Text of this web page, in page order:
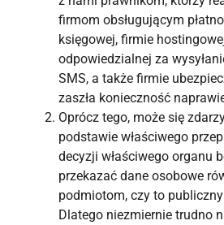
firmom obsługującym
księgowej, firmie
odpowiedzialnej za
SMS, a także firmie
zaszła konieczność
Oprócz tego, może się
podstawie właściwego
decyzji właściwego organu
przekazać dane osobowe
podmiotom, czy to
Dlatego niezmiernie trudno